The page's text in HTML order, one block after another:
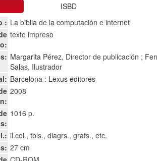
ISBD
: La biblia de la computación e internet
texto impreso
Margarita Pérez, Director de publicación ;
Salas, Ilustrador
Barcelona : Lexus editores
2008
1016 p.
il.col., tbls., diagrs., grafs., etc.
27 cm